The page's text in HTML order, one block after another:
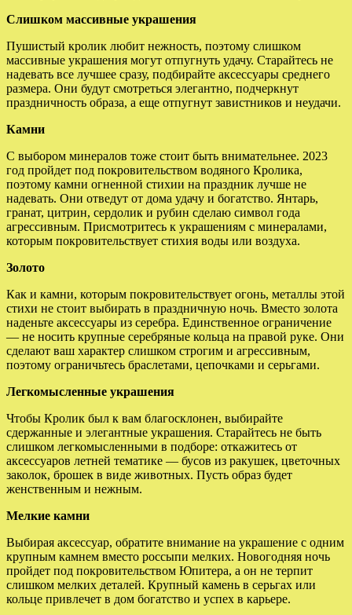
Слишком массивные украшения
Пушистый кролик любит нежность, поэтому слишком
массивные украшения могут отпугнуть удачу. Старайтесь не
надевать все лучшее сразу, подбирайте аксессуары среднего
размера. Они будут смотреться элегантно, подчеркнут
праздничность образа, а еще отпугнут завистников и неудачи.
Камни
С выбором минералов тоже стоит быть внимательнее. 2023
год пройдет под покровительством водяного Кролика,
поэтому камни огненной стихии на праздник лучше не
надевать. Они отведут от дома удачу и богатство. Янтарь,
гранат, цитрин, сердолик и рубин сделаю символ года
агрессивным. Присмотритесь к украшениям с минералами,
которым покровительствует стихия воды или воздуха.
Золото
Как и камни, которым покровительствует огонь, металлы этой
стихи не стоит выбирать в праздничную ночь. Вместо золота
наденьте аксессуары из серебра. Единственное ограничение
— не носить крупные серебряные кольца на правой руке. Они
сделают ваш характер слишком строгим и агрессивным,
поэтому ограничьтесь браслетами, цепочками и серьгами.
Легкомысленные украшения
Чтобы Кролик был к вам благосклонен, выбирайте
сдержанные и элегантные украшения. Старайтесь не быть
слишком легкомысленными в подборе: откажитесь от
аксессуаров летней тематике — бусов из ракушек, цветочных
заколок, брошек в виде животных. Пусть образ будет
женственным и нежным.
Мелкие камни
Выбирая аксессуар, обратите внимание на украшение с одним
крупным камнем вместо россыпи мелких. Новогодняя ночь
пройдет под покровительством Юпитера, а он не терпит
слишком мелких деталей. Крупный камень в серьгах или
кольце привлечет в дом богатство и успех в карьере.